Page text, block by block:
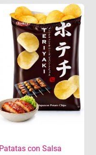
Patatas con Salsa